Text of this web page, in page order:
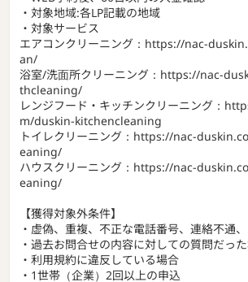
・対象地域:各LP記載の地域
・対象サービス
エアコンクリーニング：https://nac-
an/
浴室/洗面所クリーニング：https://nac-
thcleaning/
レンジフード・キッチンクリーニング：
m/duskin-kitchencleaning
トイレクリーニング：https://nac-
eaning/
ハウスクリーニング：https://nac-
eaning/
【獲得対象外条件】
・虚偽、重複、不正な電話番号、連絡不通
・過去お問合せの内容に対しての質問だっ
・利用規約に違反している場合
・1世帯（企業）2回以上の申込